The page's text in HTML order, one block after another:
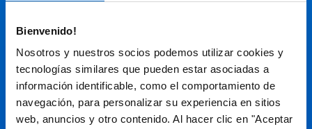
Bienvenido!
Nosotros y nuestros socios podemos utilizar cookies y
tecnologías similares que pueden estar asociadas a
información identificable, como el comportamiento de
navegación, para personalizar su experiencia en sitios
web, anuncios y otro contenido. Al hacer clic en "Aceptar
Audiovisual
Espacio de Información Médica
Este sitio web está orientado a profesionales sanitarios de
España.